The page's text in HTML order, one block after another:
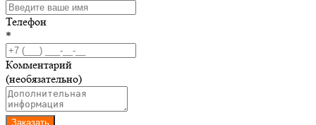
Телефон
*
Комментарий
(необязательно)
Заказать